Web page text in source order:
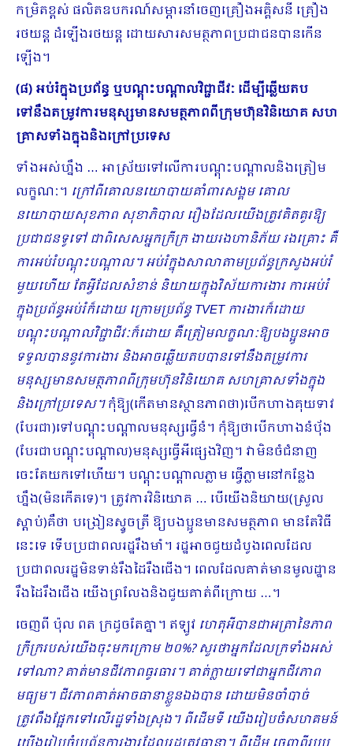
កម្រិតខ្ពស់ ផលិតឧបករណ៍សម្ភារនាំចេញគ្រឿងអគ្គិសនី គ្រឿង
រថយន្ត ដំឡើងរថយន្ត ដោយសារសមត្ថភាពប្រជាជនបានកើន
ឡើង។
(៨) អប់រំក្នុងប្រព័ន្ធ ឬបណ្ដុះបណ្ដាលវិជ្ជាជីវៈ ដើម្បីឆ្លើយតប
ទៅនឹងតម្រូវការមនុស្សមានសមត្ថភាពពីក្រុមហ៊ុនវិនិយោគ សហ
គ្រាសទាំងក្នុងនិងក្រៅប្រទេស
ទាំងអស់ហ្នឹង … អាស្រ័យទៅលើការបណ្ដុះបណ្ដាលនិងត្រៀម
លក្ខណៈ។ ក្រៅពីគោលនយោបាយគាំពារសង្គម គោល
នយោបាយសុខភាព សុខាភិបាល រឿងដែលយើងត្រូវគិតគូរឱ្យ
ប្រជាជនទូទៅ ជាពិសេសអ្នកក្រីក្រ ងាយរងហានិភ័យ រងគ្រោះ គឺ
ការអប់រំបណ្ដុះបណ្ដាល។ អប់រំក្នុងសាលាតាមប្រព័ន្ធក្រសួងអប់រំ
មួយហើយ តែអ្វីដែលសំខាន់ និយាយក្នុងវិស័យការងារ ការអប់រំ
ក្នុងប្រព័ន្ធអប់រំក៏ដោយ ក្រោមប្រព័ន្ធTVET ការងារក៏ដោយ
បណ្ដុះបណ្ដាលវិជ្ជាជីវៈក៏ដោយ គឺត្រៀមលក្ខណៈឱ្យបងប្អូនអាច
ទទួលបាននូវការងារ និងអាចឆ្លើយតបបានទៅនឹងតម្រូវការ
មនុស្សមានសមត្ថភាពពីក្រុមហ៊ុនវិនិយោគ សហគ្រាសទាំងក្នុង
និងក្រៅប្រទេស។កុំឱ្យ(កើតមានស្ថានភាពថា)បើកហាងគុយទាវ
(បែរជា)ទៅបណ្ដុះបណ្ដាលមនុស្សធ្វើនំ។ កុំឱ្យថាបើកហាងនំប៉័ង
(បែរជាបណ្តុះបណ្តាល)មនុស្សធ្វើអីផ្សេងវិញ។ វាមិនចំជំនាញ
ចេះតែយកទៅហើយ។ បណ្ដុះបណ្ដាលភ្លាម ធ្វើភ្លាមនៅកន្លែង
ហ្នឹង(មិនកើតទេ)។ ត្រូវការវិនិយោគ … បើយើងនិយាយ(ស្រួល
ស្ដាប់់)គឺថា បង្រៀនស្ទូចត្រី ឱ្យបងប្អូនមានសមត្ថភាព មានតែវិធី
នេះទេ ទើបប្រជាពលរដ្ឋរឹងមាំ។ រដ្ឋអាចជួយដំបូងពេលដែល
ប្រជាពលរដ្ឋមិនទាន់រឹងដៃរឹងជើង។ ពេលដែលគាត់មានមូលដ្ឋាន
រឹងដៃរឹងជើង យើងព្រលែងនិងជួយគាត់ពីក្រោយ …។
ចេញពី ប៉ុល ពត ក្រដូចតែគ្នា។ ឥឡូវ ហេតុអីបានជាអត្រានៃភាព
ក្រីក្ររបស់យើងចុះមកក្រោម ២០%? សួរថាអ្នកដែលក្រទាំងអស់
ទៅណា? គាត់មានជីវភាពធូរធារ។ គាត់ក្លាយទៅជាអ្នកជីវភាព
មធ្យម។ ជីវភាពគាត់អាចធានាខ្លួនឯងបាន ដោយមិនចាំបាច់
ត្រូវពឹងផ្អែកទៅលើរដ្ឋទាំងស្រុង។ ពីដើមទី យើងរៀបចំសហគមន៍